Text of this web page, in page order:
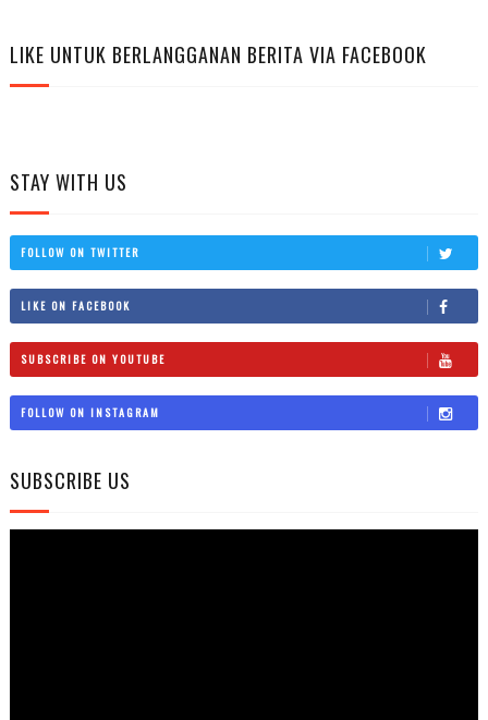
LIKE UNTUK BERLANGGANAN BERITA VIA FACEBOOK
STAY WITH US
FOLLOW ON TWITTER
LIKE ON FACEBOOK
SUBSCRIBE ON YOUTUBE
FOLLOW ON INSTAGRAM
SUBSCRIBE US